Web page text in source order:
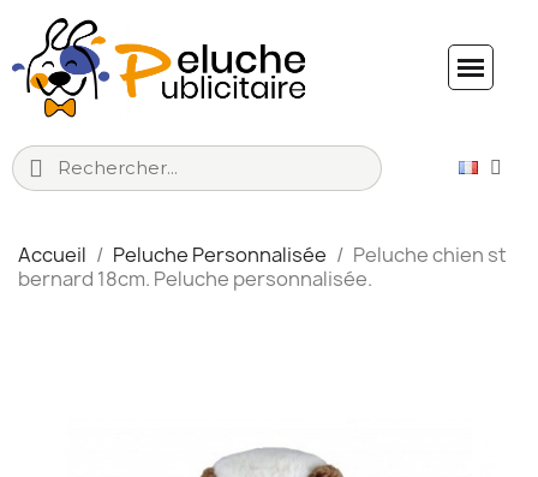
Accueil Peluche Personnalisée
Peluche chien st
bernard 18cm. Peluche personnalisée.